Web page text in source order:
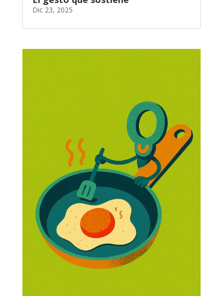
Dic 23, 2025